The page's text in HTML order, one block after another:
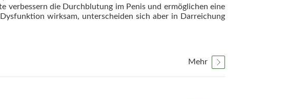
verbessern die Durchblutung im Penis und ermöglichen eine
wirksam, unterscheiden sich aber in Darreichung
Mehr